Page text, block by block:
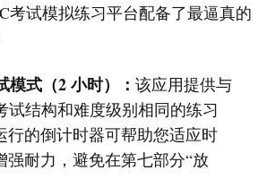
考试模拟练习平台配备了最逼真的
模式（2 小时）： 该应用提供与
试结构和难度级别相同的练习
行的倒计时器可帮助您适应时
强耐力，避免在第七部分“放